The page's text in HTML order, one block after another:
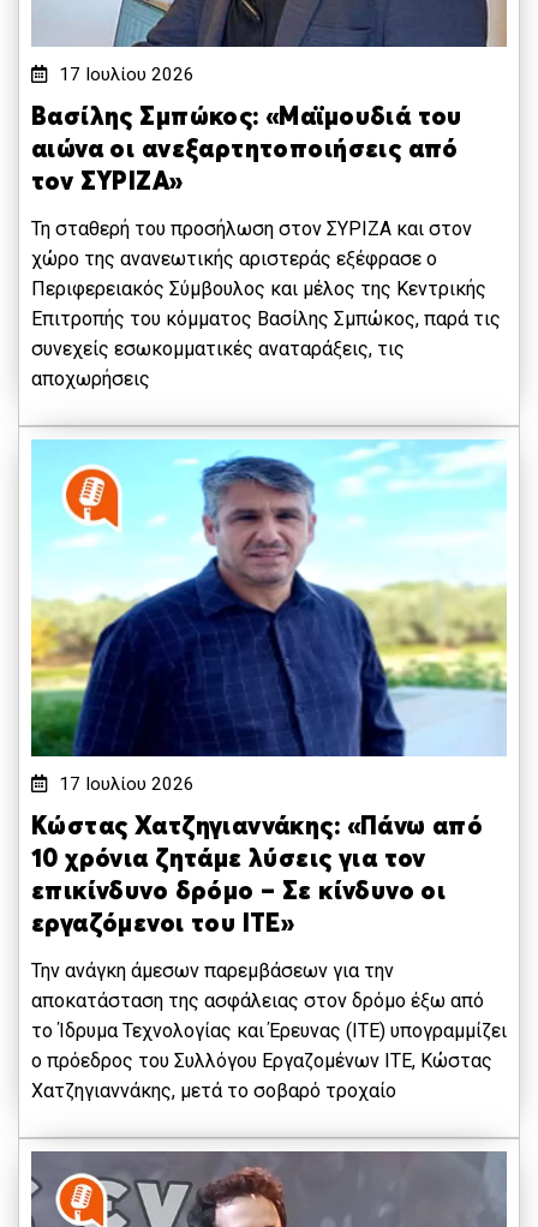
17 Ιουλίου 2026
Βασίλης Σμπώκος: «Μαϊμουδιά του
αιώνα οι ανεξαρτητοποιήσεις από
τον ΣΥΡΙΖΑ»
Τη σταθερή του προσήλωση στον ΣΥΡΙΖΑ και στον
χώρο της ανανεωτικής αριστεράς εξέφρασε ο
Περιφερειακός Σύμβουλος και μέλος της Κεντρικής
Επιτροπής του κόμματος Βασίλης Σμπώκος, παρά τις
συνεχείς εσωκομματικές αναταράξεις, τις
αποχωρήσεις
17 Ιουλίου 2026
Κώστας Χατζηγιαννάκης: «Πάνω από
10 χρόνια ζητάμε λύσεις για τον
επικίνδυνο δρόμο – Σε κίνδυνο οι
εργαζόμενοι του ΙΤΕ»
Την ανάγκη άμεσων παρεμβάσεων για την
αποκατάσταση της ασφάλειας στον δρόμο έξω από
το Ίδρυμα Τεχνολογίας και Έρευνας (ΙΤΕ) υπογραμμίζει
ο πρόεδρος του Συλλόγου Εργαζομένων ΙΤΕ, Κώστας
Χατζηγιαννάκης, μετά το σοβαρό τροχαίο